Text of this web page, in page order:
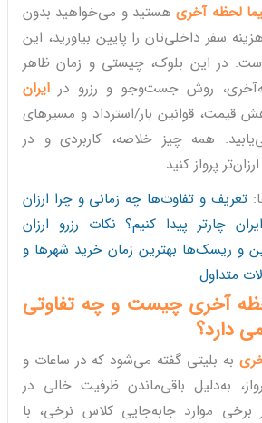
لحظه آخریهستید و می‌خواهید بدون
سفر داخلی‌تان را پایین بیاورید، این
در این بلوک، چیستی و زمان ظاهر
روش جست‌وجو و رزرو در ایران
قیمت، قوانین بار/استرداد و مسیرهای
همه چیز خلاصه، کاربردی و در
پرواز کنید.
تعریف و تفاوت‌ها چه زمانی و چرا ارزان
چارتر پیدا کنیم؟ نکات رزرو ارزان
و ریسک‌ها بهترین زمان خرید شهرها و
متداول
آخری چیست و چه تفاوتی
دارد؟
به بلیتی گفته می‌شود که در ساعات و
به‌دلیل باقی‌ماندن ظرفیت خالی در
برخی موارد جابه‌جایی کلاس نرخی، با